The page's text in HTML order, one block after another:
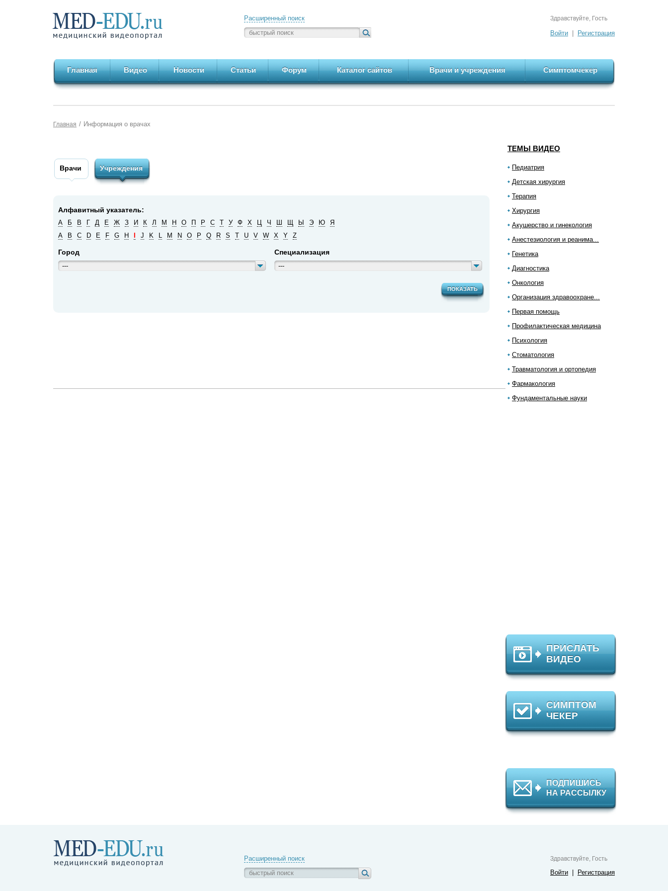
Расширенный поиск Здравствуйте, Гость
Войти Регистрация
Главная Видео Новости Статьи Форум Каталог сайтов Врачи и учреждения Симптомчекер
ТЕМЫ ВИДЕО
Педиатрия
Детская хирургия
Терапия
Хирургия
Акушерство и гинекология
Анестезиология и реанима...
Генетика
Диагностика
Онкология
Организация здравоохране...
Первая помощь
Профилактическая медицина
Психология
Стоматология
Травматология и ортопедия
Фармакология
Фундаментальные науки
ПРИСЛАТЬ
ВИДЕО
СИМПТОМ
ЧЕКЕР
ПОДПИШИСЬ
НА РАССЫЛКУ
Главная / Информация о врачах
Врачи Учреждения
Алфавитный указатель:
А Б В Г Д Е Ж З И К Л М Н О П Р С Т У Ф Х Ц Ч Ш Щ Ы Э Ю
Я
A
B C D E F G H J K L M N O P Q R S T U V W X Y Z
Город
---
Специализация
---
ПОКАЗАТЬ
Расширенный поиск Здравствуйте, Гость
Войти Регистрация